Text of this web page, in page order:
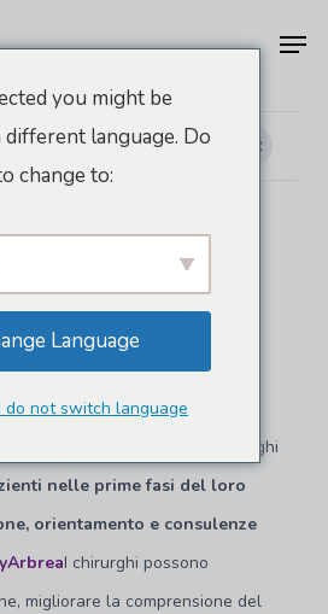
Come utilizzare myArbrea
innovativo che permette ai chirurghi
nelle prime fasi del loro
orientamento e consulenze
I chirurghi possono
migliorare la comprensione del
you might be
different language. Do
change to:
Language
do not switch language